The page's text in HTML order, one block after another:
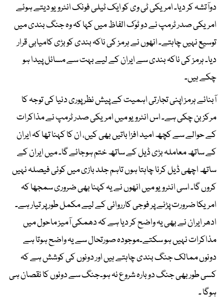
دوآتشہ کر دیا۔ امریکی ٹی وی کو ایک ٹیلی فونک انٹرویو دیتے ہوئے
امریکی صدر ٹرمپ نے دو ٹوک الفاظ میں کہا کہ وہ جنگ بندی میں
توسیع نہیں چاہتے۔ انھوں نے ہرمز کی ناکہ بندی کو بڑی کامیابی قرار
دیا۔ ہرمز کی ناکہ بندی سے ایران کے لیے بہت سے مسائل پیدا ہو
چکے ہیں۔
آبنائے ہرمز اپنی تجارتی اہمیت کے پیش نظر پوری دنیا کی توجہ کا
مرکز بن چکی ہے۔ اس انٹرویو میں امریکی صدر ٹرمپ نے مذاکرات
کے حوالے سے کچھ امید افزا باتیں بھی کیں، ان کا کہنا تھا کہ ایران
کے ساتھ معاملہ بڑی ڈیل کے ساتھ ختم ہوجائے گا۔ میں ایران کے
ساتھ اچھی ڈیل کرنا چاہتا ہوں تاہم جلد بازی میں کوئی فیصلہ نہیں
کروں گا۔ اسی انٹرویو میں انھوں نے یہ کہنا بھی ضروری سمجھا کہ
امریکا ضرورت پڑنے پر فوجی کارروائی کے لیے مکمل طور پر تیار ہے۔
ادھر ایران نے بھی یہ واضح کر دیا ہے کہ دھمکی آمیز ماحول میں
مذاکرات نہیں ہو سکتے۔موجودہ صورتحال سے یہ واضح ہوتا ہے
دونوں ممالک جنگ بندی چاہتے ہیں اور دونوں کی کوشش ہے کہ
کسی طور بھی جنگ دوبارہ شروع نہ ہو۔جنگ سے دونوں کا نقصان ہی
ہوگا ۔